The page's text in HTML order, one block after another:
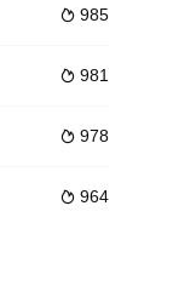
，但开朗的他却
 985
 981
 978
 964